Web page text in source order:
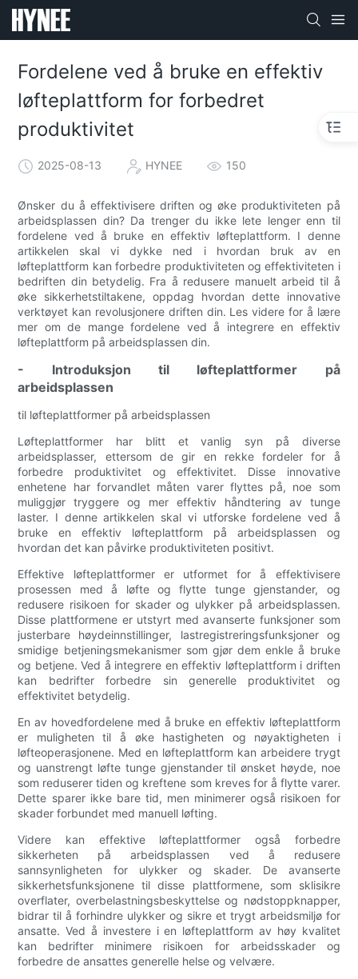
Fordelene ved å bruke en effektiv
løfteplattform for forbedret
produktivitet
2025-08-13 HYNEE 150
Ønsker du å effektivisere driften og øke produktiviteten på
arbeidsplassen din? Da trenger du ikke lete lenger enn til
fordelene ved å bruke en effektiv løfteplattform. I denne
artikkelen skal vi dykke ned i hvordan bruk av en
løfteplattform kan forbedre produktiviteten og effektiviteten i
bedriften din betydelig. Fra å redusere manuelt arbeid til å
øke sikkerhetstiltakene, oppdag hvordan dette innovative
verktøyet kan revolusjonere driften din. Les videre for å lære
mer om de mange fordelene ved å integrere en effektiv
løfteplattform på arbeidsplassen din.
- Introduksjon til løfteplattformer på
arbeidsplassen
til løfteplattformer på arbeidsplassen
Løfteplattformer har blitt et vanlig syn på diverse
arbeidsplasser, ettersom de gir en rekke fordeler for å
forbedre produktivitet og effektivitet. Disse innovative
enhetene har forvandlet måten varer flyttes på, noe som
muliggjør tryggere og mer effektiv håndtering av tunge
laster. I denne artikkelen skal vi utforske fordelene ved å
bruke en effektiv løfteplattform på arbeidsplassen og
hvordan det kan påvirke produktiviteten positivt.
Effektive løfteplattformer er utformet for å effektivisere
prosessen med å løfte og flytte tunge gjenstander, og
redusere risikoen for skader og ulykker på arbeidsplassen.
Disse plattformene er utstyrt med avanserte funksjoner som
justerbare høydeinnstillinger, lastregistreringsfunksjoner og
smidige betjeningsmekanismer som gjør dem enkle å bruke
og betjene. Ved å integrere en effektiv løfteplattform i driften
kan bedrifter forbedre sin generelle produktivitet og
effektivitet betydelig.
En av hovedfordelene med å bruke en effektiv løfteplattform
er muligheten til å øke hastigheten og nøyaktigheten i
løfteoperasjonene. Med en løfteplattform kan arbeidere trygt
og uanstrengt løfte tunge gjenstander til ønsket høyde, noe
som reduserer tiden og kreftene som kreves for å flytte varer.
Dette sparer ikke bare tid, men minimerer også risikoen for
skader forbundet med manuell løfting.
Videre kan effektive løfteplattformer også forbedre
sikkerheten på arbeidsplassen ved å redusere
sannsynligheten for ulykker og skader. De avanserte
sikkerhetsfunksjonene til disse plattformene, som sklisikre
overflater, overbelastningsbeskyttelse og nødstoppknapper,
bidrar til å forhindre ulykker og sikre et trygt arbeidsmiljø for
ansatte. Ved å investere i en løfteplattform av høy kvalitet
kan bedrifter minimere risikoen for arbeidsskader og
forbedre de ansattes generelle helse og velvære.